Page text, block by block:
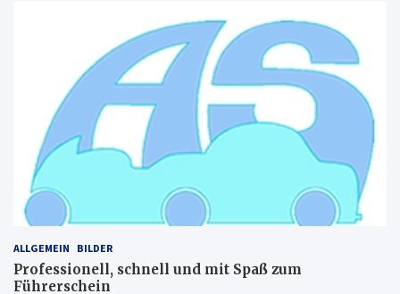
ALLGEMEIN BILDER
Professionell, schnell und mit Spaß zum
Führerschein